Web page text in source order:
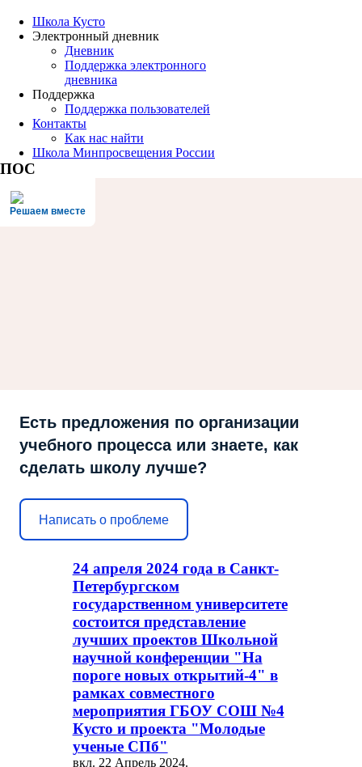
Школа Кусто
Электронный дневник
Дневник
Поддержка электронного
дневника
Поддержка
Поддержка пользователей
Контакты
Как нас найти
Школа Минпросвещения России
ПОС
Решаем вместе
Есть предложения по организации
учебного процесса или знаете, как
сделать школу лучше?
Написать о проблеме
24 апреля 2024 года в Санкт-
Петербургском
государственном университете
состоится представление
лучших проектов Школьной
научной конференции "На
пороге новых открытий-4" в
рамках совместного
мероприятия ГБОУ СОШ №4
Кусто и проекта "Молодые
ученые СПб"
вкл. 22 Апрель 2024.